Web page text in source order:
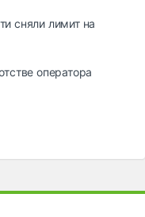
сняли лимит на
оператора